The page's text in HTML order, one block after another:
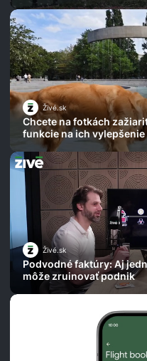
Živé.sk
Chcete na fotkách
funkcie na ich vylepšenie
Živé.sk
Podvodné faktúry: Aj
môže zruinovať podnik